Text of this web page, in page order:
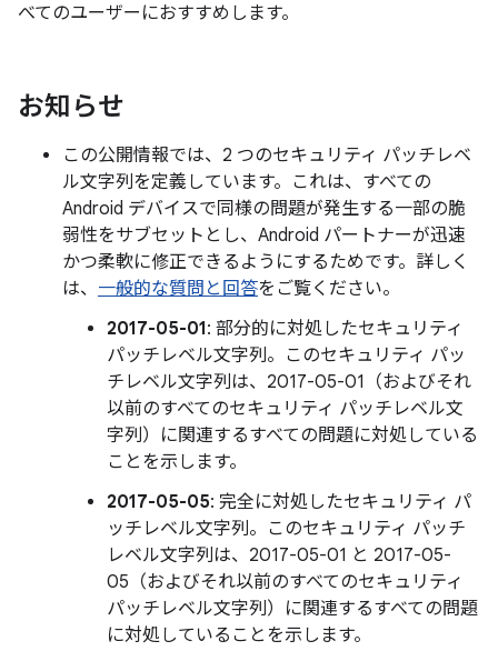
べてのユーザーにおすすめします。
お知らせ
この公開情報では、2 つのセキュリティ パッチレベ
ル文字列を定義しています。これは、すべての
Android デバイスで同様の問題が発生する一部の脆
弱性をサブセットとし、Android パートナーが迅速
かつ柔軟に修正できるようにするためです。詳しく
は、 一般的な質問と回答をご覧ください。
2017-05-01: 部分的に対処したセキュリティ
パッチレベル文字列。このセキュリティ パッ
チレベル文字列は、2017-05-01（およびそれ
以前のすべてのセキュリティ パッチレベル文
字列）に関連するすべての問題に対処している
ことを示します。
2017-05-05: 完全に対処したセキュリティ パ
ッチレベル文字列。このセキュリティ パッチ
レベル文字列は、2017-05-01 と 2017-05-
05（およびそれ以前のすべてのセキュリティ
パッチレベル文字列）に関連するすべての問題
に対処していることを示します。